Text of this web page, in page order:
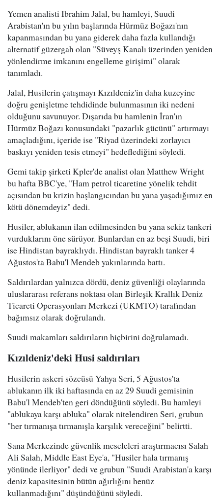
Yemen analisti Ibrahim Jalal, bu hamleyi, Suudi
Arabistan'ın bu yılın başlarında Hürmüz Boğazı'nın
kapanmasından bu yana giderek daha fazla kullandığı
alternatif güzergah olan "Süveyş Kanalı üzerinden yeniden
yönlendirme imkanını engelleme girişimi" olarak
tanımladı.
Jalal, Husilerin çatışmayı Kızıldeniz'in daha kuzeyine
doğru genişletme tehdidinde bulunmasının iki nedeni
olduğunu savunuyor. Dışarıda bu hamlenin İran'ın
Hürmüz Boğazı konusundaki "pazarlık gücünü" artırmayı
amaçladığını, içeride ise "Riyad üzerindeki zorlayıcı
baskıyı yeniden tesis etmeyi" hedeflediğini söyledi.
Gemi takip şirketi Kpler'de analist olan Matthew Wright
bu hafta BBC'ye, "Ham petrol ticaretine yönelik tehdit
açısından bu krizin başlangıcından bu yana yaşadığımız en
kötü dönemdeyiz" dedi.
Husiler, ablukanın ilan edilmesinden bu yana sekiz tankeri
vurduklarını öne sürüyor. Bunlardan en az beşi Suudi, biri
ise Hindistan bayraklıydı. Hindistan bayraklı tanker 4
Ağustos'ta Babu'l Mendeb yakınlarında battı.
Saldırılardan yalnızca dördü, deniz güvenliği olaylarında
uluslararası referans noktası olan Birleşik Krallık Deniz
Ticareti Operasyonları Merkezi (UKMTO) tarafından
bağımsız olarak doğrulandı.
Suudi makamları saldırıların hiçbirini doğrulamadı.
Kızıldeniz'deki Husi saldırıları
Husilerin askeri sözcüsü Yahya Seri, 5 Ağustos'ta
ablukanın ilk iki haftasında en az 29 Suudi gemisinin
Babu'l Mendeb'ten geri döndüğünü söyledi. Bu hamleyi
"ablukaya karşı abluka" olarak nitelendiren Seri, grubun
"her tırmanışa tırmanışla karşılık vereceğini" belirtti.
Sana Merkezinde güvenlik meseleleri araştırmacısı Salah
Ali Salah, Middle East Eye'a, "Husiler hala tırmanış
yönünde ilerliyor" dedi ve grubun "Suudi Arabistan'a karşı
deniz kapasitesinin bütün ağırlığını henüz
kullanmadığını" düşündüğünü söyledi.